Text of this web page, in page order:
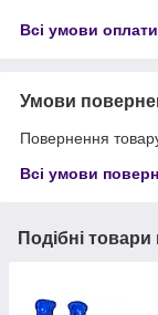
Всі умови оплати
Умови
Повернення
Всі умови
Подібні товари